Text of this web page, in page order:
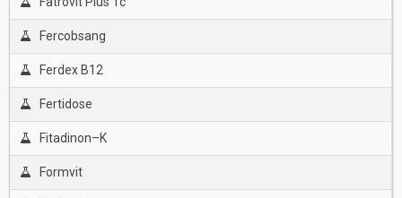
Fercobsang
Ferdex B12
Fertidose
Fitadinon–K
Formvit